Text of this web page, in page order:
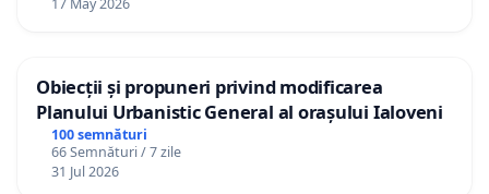
17 May 2026
Obiecții și propuneri privind modificarea
Planului Urbanistic General al orașului Ialoveni
100 semnături
66 Semnături / 7 zile
31 Jul 2026